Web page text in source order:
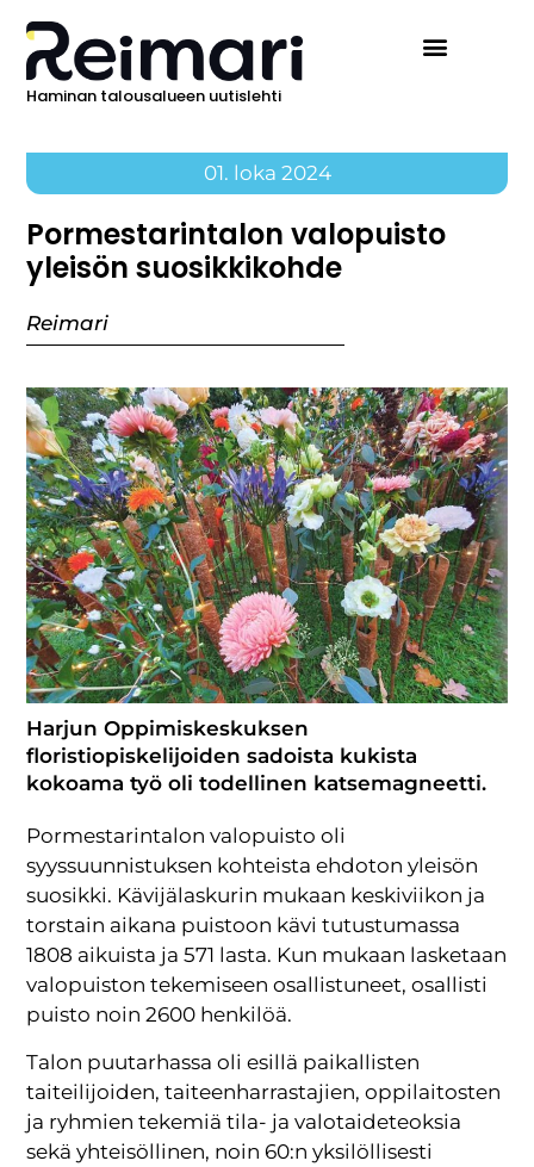
Haminan talousalueen uutislehti
01. loka 2024
Pormestarintalon valopuisto
yleisön suosikkikohde
Reimari
Harjun Oppimiskeskuksen
floristiopiskelijoiden sadoista kukista
kokoama työ oli todellinen katsemagneetti.
Pormestarintalon valopuisto oli
syyssuunnistuksen kohteista ehdoton yleisön
suosikki. Kävijälaskurin mukaan keskiviikon ja
torstain aikana puistoon kävi tutustumassa
1808 aikuista ja 571 lasta. Kun mukaan lasketaan
valopuiston tekemiseen osallistuneet, osallisti
puisto noin 2600 henkilöä.
Talon puutarhassa oli esillä paikallisten
taiteilijoiden, taiteenharrastajien, oppilaitosten
ja ryhmien tekemiä tila- ja valotaideteoksia
sekä yhteisöllinen, noin 60:n yksilöllisesti